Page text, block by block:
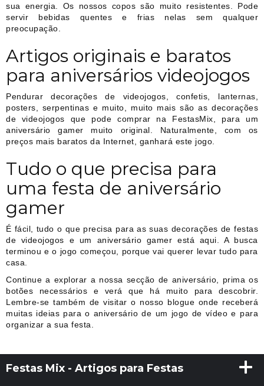
sua energia. Os nossos copos são muito resistentes. Pode
servir bebidas quentes e frias nelas sem qualquer
preocupação.
Artigos originais e baratos
para aniversários videojogos
Pendurar decorações de videojogos, confetis, lanternas,
posters, serpentinas e muito, muito mais são as decorações
de videojogos que pode comprar na FestasMix, para um
aniversário gamer muito original. Naturalmente, com os
preços mais baratos da Internet, ganhará este jogo.
Tudo o que precisa para
uma festa de aniversário
gamer
É fácil, tudo o que precisa para as suas decorações de festas
de videojogos e um aniversário gamer está aqui. A busca
terminou e o jogo começou, porque vai querer levar tudo para
casa.
Continue a explorar a nossa secção de aniversário, prima os
botões necessários e verá que há muito para descobrir.
Lembre-se também de visitar o nosso blogue onde receberá
muitas ideias para o aniversário de um jogo de vídeo e para
organizar a sua festa.
Festas Mix - Artigos para Festas